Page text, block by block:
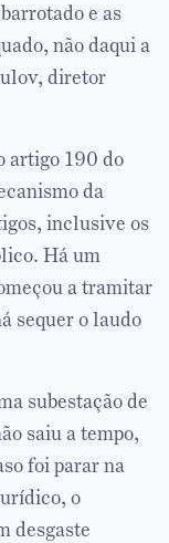
e as
não daqui a
diretor
artigo 190 do
da
inclusive os
Há um
a tramitar
sequer o laudo
subestação de
saiu a tempo,
foi parar na
o
desgaste